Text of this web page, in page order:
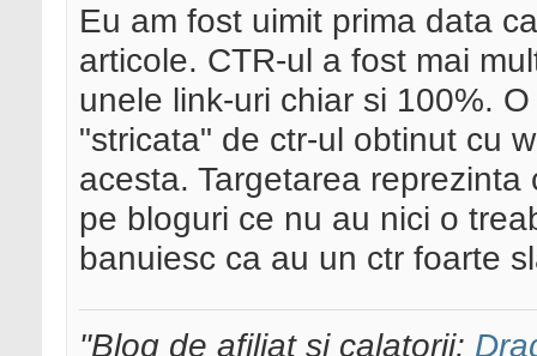
Eu am fost uimit prima data
articole. CTR-ul a fost mai
unele link-uri chiar si 100%.
"stricata" de ctr-ul obtinut cu
acesta. Targetarea
pe bloguri ce nu au nici o
banuiesc ca au un ctr foarte
"Blog de afiliat si calatorii: